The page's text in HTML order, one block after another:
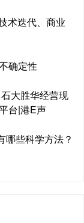
术迭代、商业
确定性
大胜华经营现
台|港E声
哪些科学方法？